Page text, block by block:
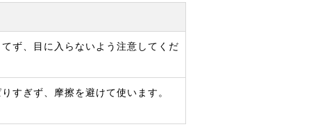
ず、目に入らないよう注意してくだ
すぎず、摩擦を避けて使います。